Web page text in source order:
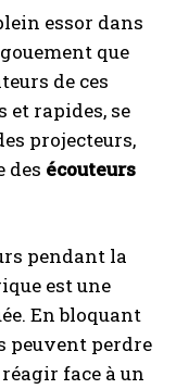
essor dans
que
de ces
et rapides, se
projecteurs,
des écouteurs
pendant la
est une
En bloquant
peuvent perdre
face à un